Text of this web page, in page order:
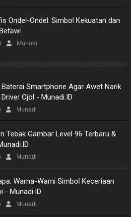
Ondel-Ondel: Simbol Kekuatan dan
Munadi
Smartphone Agar Awet Narik
Ojol - Munadi.ID
Munadi
Tebak Gambar Level 96 Terbaru &
Munadi
Warna-Warni Simbol Keceriaan
- Munadi.ID
Munadi